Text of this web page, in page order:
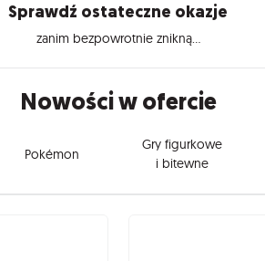
Sprawdź ostateczne okazje
zanim bezpowrotnie znikną...
Nowości w ofercie
Pokémon
Gry figurkowe
i bitewne